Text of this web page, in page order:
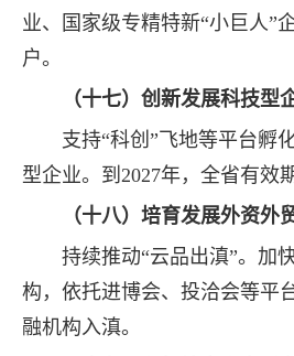
业、国家级专精特新“小巨人”
户。
（十七）创新发展科技型
支持“科创”飞地等平台孵
型企业。到2027年，全省有效
（十八）培育发展外资外
持续推动“云品出滇”。加
构，依托进博会、投洽会等平
融机构入滇。